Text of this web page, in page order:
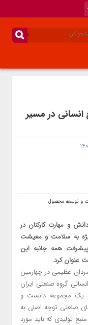
انسانی در مسیر
و مهارت کارکنان در
به سلامت و معیشت
همه جانبه این
عنوان کرد.
عظیمی در چهارمین
گروه صنعتی ایران
یک مجموعه دانست و
صنعتی توجه اصلی به
تولیدی که باید مورد